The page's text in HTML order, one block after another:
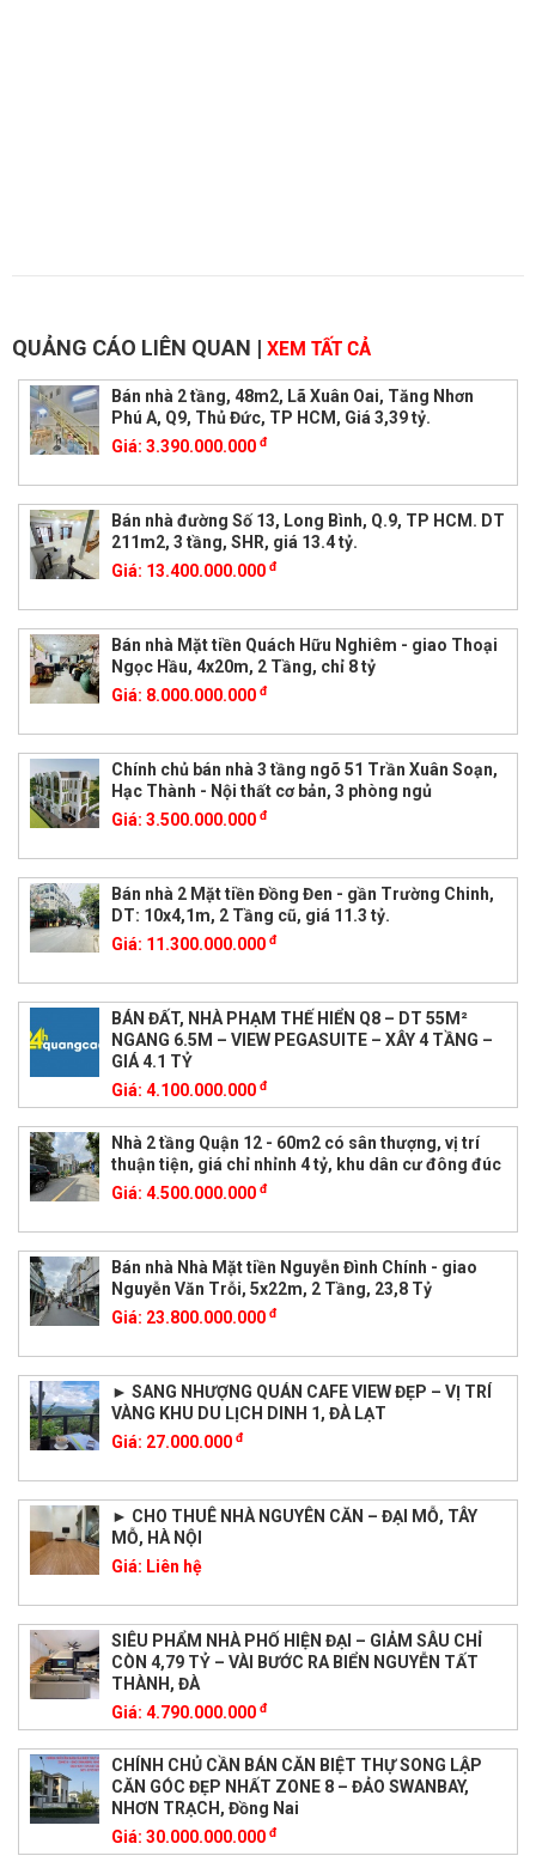
QUẢNG CÁO LIÊN QUAN | XEM TẤT CẢ
Bán nhà 2 tầng, 48m2, Lã Xuân Oai, Tăng Nhơn
Phú A, Q9, Thủ Đức, TP HCM, Giá 3,39 tỷ.
Giá: 3.390.000.000 đ
Bán nhà đường Số 13, Long Bình, Q.9, TP HCM. DT
211m2, 3 tầng, SHR, giá 13.4 tỷ.
Giá: 13.400.000.000 đ
Bán nhà Mặt tiền Quách Hữu Nghiêm - giao Thoại
Ngọc Hầu, 4x20m, 2 Tầng, chỉ 8 tỷ
Giá: 8.000.000.000 đ
Chính chủ bán nhà 3 tầng ngõ 51 Trần Xuân Soạn,
Hạc Thành - Nội thất cơ bản, 3 phòng ngủ
Giá: 3.500.000.000 đ
Bán nhà 2 Mặt tiền Đồng Đen - gần Trường Chinh,
DT: 10x4,1m, 2 Tầng cũ, giá 11.3 tỷ.
Giá: 11.300.000.000 đ
BÁN ĐẤT, NHÀ PHẠM THẾ HIỂN Q8 – DT 55M²
NGANG 6.5M – VIEW PEGASUITE – XÂY 4 TẦNG –
GIÁ 4.1 TỶ
Giá: 4.100.000.000 đ
Nhà 2 tầng Quận 12 - 60m2 có sân thượng, vị trí
thuận tiện, giá chỉ nhỉnh 4 tỷ, khu dân cư đông đúc
Giá: 4.500.000.000 đ
Bán nhà Nhà Mặt tiền Nguyễn Đình Chính - giao
Nguyễn Văn Trỗi, 5x22m, 2 Tầng, 23,8 Tỷ
Giá: 23.800.000.000 đ
► SANG NHƯỢNG QUÁN CAFE VIEW ĐẸP – VỊ TRÍ
VÀNG KHU DU LỊCH DINH 1, ĐÀ LẠT
Giá: 27.000.000 đ
► CHO THUÊ NHÀ NGUYÊN CĂN – ĐẠI MỖ, TÂY
MỖ, HÀ NỘI
Giá: Liên hệ
SIÊU PHẨM NHÀ PHỐ HIỆN ĐẠI – GIẢM SÂU CHỈ
CÒN 4,79 TỶ – VÀI BƯỚC RA BIỂN NGUYỄN TẤT
THÀNH, ĐÀ
Giá: 4.790.000.000 đ
CHÍNH CHỦ CẦN BÁN CĂN BIỆT THỰ SONG LẬP
CĂN GÓC ĐẸP NHẤT ZONE 8 – ĐẢO SWANBAY,
NHƠN TRẠCH, Đồng Nai
Giá: 30.000.000.000 đ